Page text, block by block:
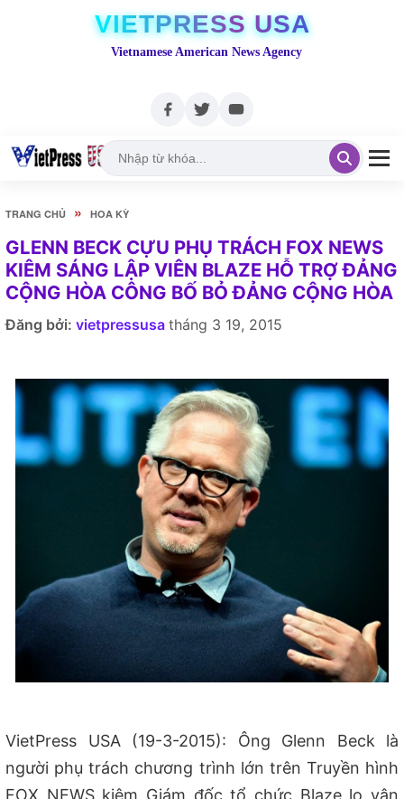
VIETPRESS USA
Vietnamese American News Agency
TRANG CHỦ » HOA KỲ
GLENN BECK CỰU PHỤ TRÁCH FOX NEWS
KIÊM SÁNG LẬP VIÊN BLAZE HỖ TRỢ ĐẢNG
CỘNG HÒA CÔNG BỐ BỎ ĐẢNG CỘNG HÒA
Đăng bởi: vietpressusa tháng 3 19, 2015
VietPress USA (19-3-2015): Ông Glenn Beck là
người phụ trách chương trình lớn trên Truyền hình